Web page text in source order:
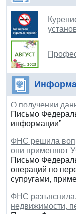
О получении
Письмо
информации”
ФНС решила
они применяют
Письмо
операций по
супругами,
ФНС разъяснила,
недвижимости,